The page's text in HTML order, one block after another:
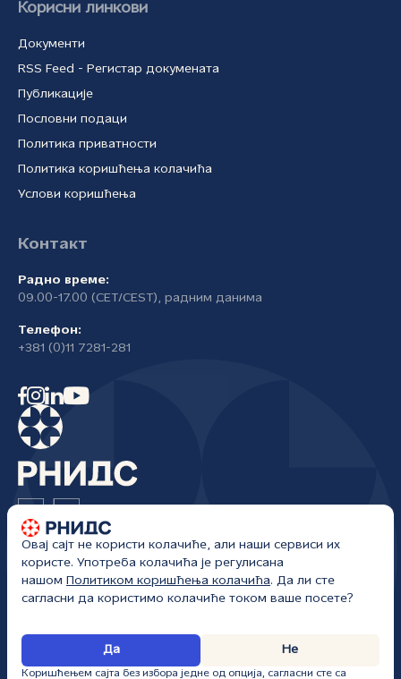
Корисни линкови
Документи
RSS Feed - Регистар докумената
Публикације
Пословни подаци
Политика приватности
Политика коришћења колачића
Услови коришћења
Контакт
Радно време:
09.00-17.00 (CET/CEST), радним данима
Телефон:
+381 (0)11 7281-281
Регистар националног интернет домена Србије
Жоржа Клемансоа 18а/I
Београд, Србија
РНИДС • Сва права задржана • kancelarija@rnids.rs • Сајт ажуриран:
Овај сајт не користи колачиће, али наши сервиси их
користе. Употреба колачића је регулисана
нашом Политиком коришћења колачића. Да ли сте
сагласни да користимо колачиће током ваше посете?
Да Не
Коришћењем сајта без избора једне од опција, сагласни сте са